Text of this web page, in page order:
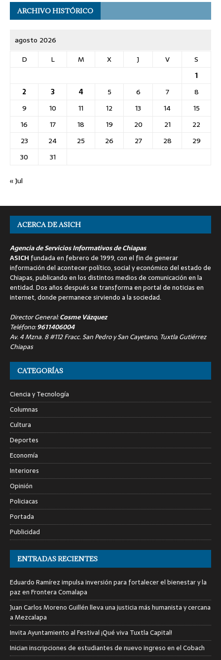
ARCHIVO HISTÓRICO
agosto 2026
D
L M X J V
S
1
2
3 4 5 6 7
8
9
10 11 12 13 14
15
16
17 18 19 20 21
22
23
24 25 26 27 28
29
30
31
« Jul
ACERCA DE ASICH
Agencia de Servicios Informativos de Chiapas
ASICH fundada en febrero de 1999, con el fin de generar
información del acontecer político, social y económico del estado de
Chiapas, publicando en los distintos medios de comunicación en la
entidad. Dos años después se transforma en portal de noticias en
internet, donde permanece sirviendo a la sociedad.
Director General:Cosme Vázquez
Teléfono:9611406004
Av. 4 Mzna. 8 #112 Fracc. San Pedro y San Cayetano, Tuxtla Gutiérrez
Chiapas
CATEGORÍAS
Ciencia y Tecnología
Columnas
Cultura
Deportes
Economía
Interiores
Opinión
Policiacas
Portada
Publicidad
ENTRADAS RECIENTES
Eduardo Ramírez impulsa inversión para fortalecer el bienestar y la
paz en Frontera Comalapa
Juan Carlos Moreno Guillén lleva una justicia más humanista y cercana
a Mezcalapa
Invita Ayuntamiento al Festival ¡Qué viva Tuxtla Capital!
Inician inscripciones de estudiantes de nuevo ingreso en el Cobach